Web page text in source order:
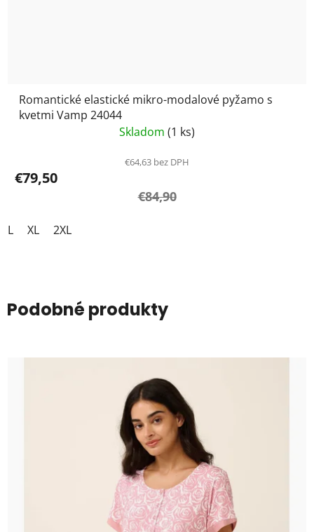
Romantické elastické mikro-modalové pyžamo s
kvetmi Vamp 24044
Skladom (1 ks)
€64,63 bez DPH
€79,50
€84,90
L XL 2XL
Podobné produkty